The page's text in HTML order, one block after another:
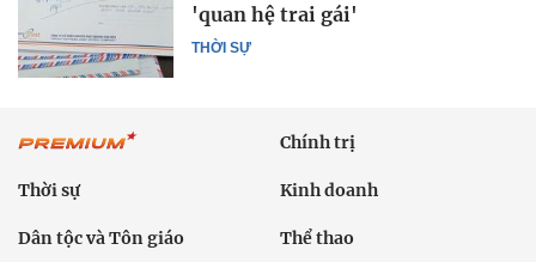
THỜI SỰ
'quan hệ trai gái'
Chính trị
Thời sự Kinh doanh
Dân tộc và Tôn giáo Thể thao